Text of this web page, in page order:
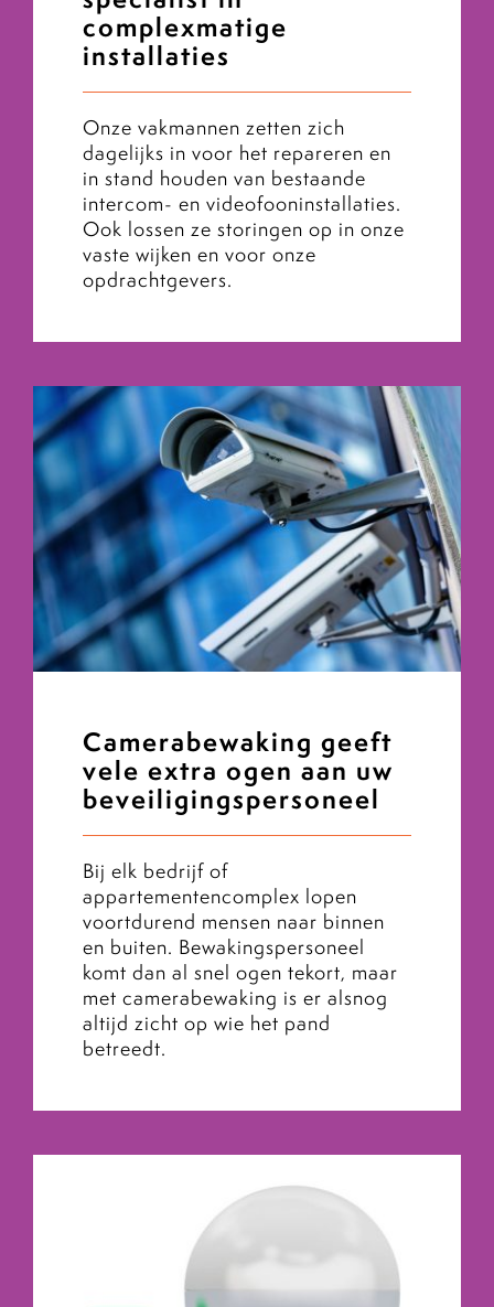
complexmatige
installaties
Onze vakmannen zetten zich
dagelijks in voor het repareren en
in stand houden van bestaande
intercom- en videofooninstallaties.
Ook lossen ze storingen op in onze
vaste wijken en voor onze
opdrachtgevers.
Camerabewaking geeft
vele extra ogen aan uw
beveiligingspersoneel
Bij elk bedrijf of
appartementencomplex lopen
voortdurend mensen naar binnen
en buiten. Bewakingspersoneel
komt dan al snel ogen tekort, maar
met camerabewaking is er alsnog
altijd zicht op wie het pand
betreedt.